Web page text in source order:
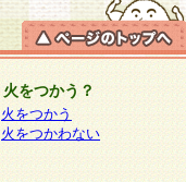
火をつかう？
火をつかう
火をつかわない